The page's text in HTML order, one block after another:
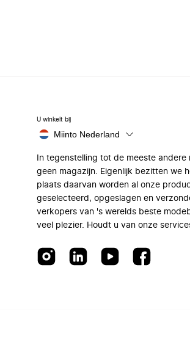
U winkelt bij
Miinto Nederland
In tegenstelling tot de meeste
geen magazijn. Eigenlijk bezitten we
plaats daarvan worden al onze
geselecteerd, opgeslagen en
verkopers van 's werelds beste
veel plezier. Houdt u van onze